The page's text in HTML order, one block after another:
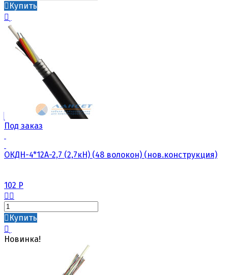
Купить
Под заказ
ОКДН-4*12А-2,7 (2,7кН) (48 волокон) (нов.конструкция)
102 Р
Купить
Новинка!